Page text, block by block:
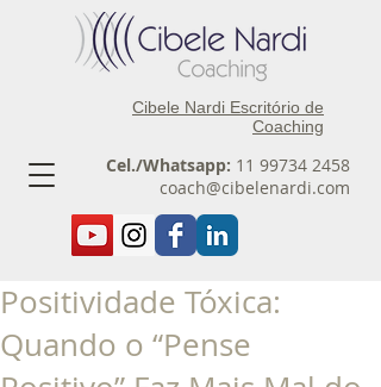
Cel./Whatsapp: 11 99734 2458
coach@cibelenardi.com
Cibele Nardi Escritório de
Coaching
Positividade Tóxica:
Quando o “Pense